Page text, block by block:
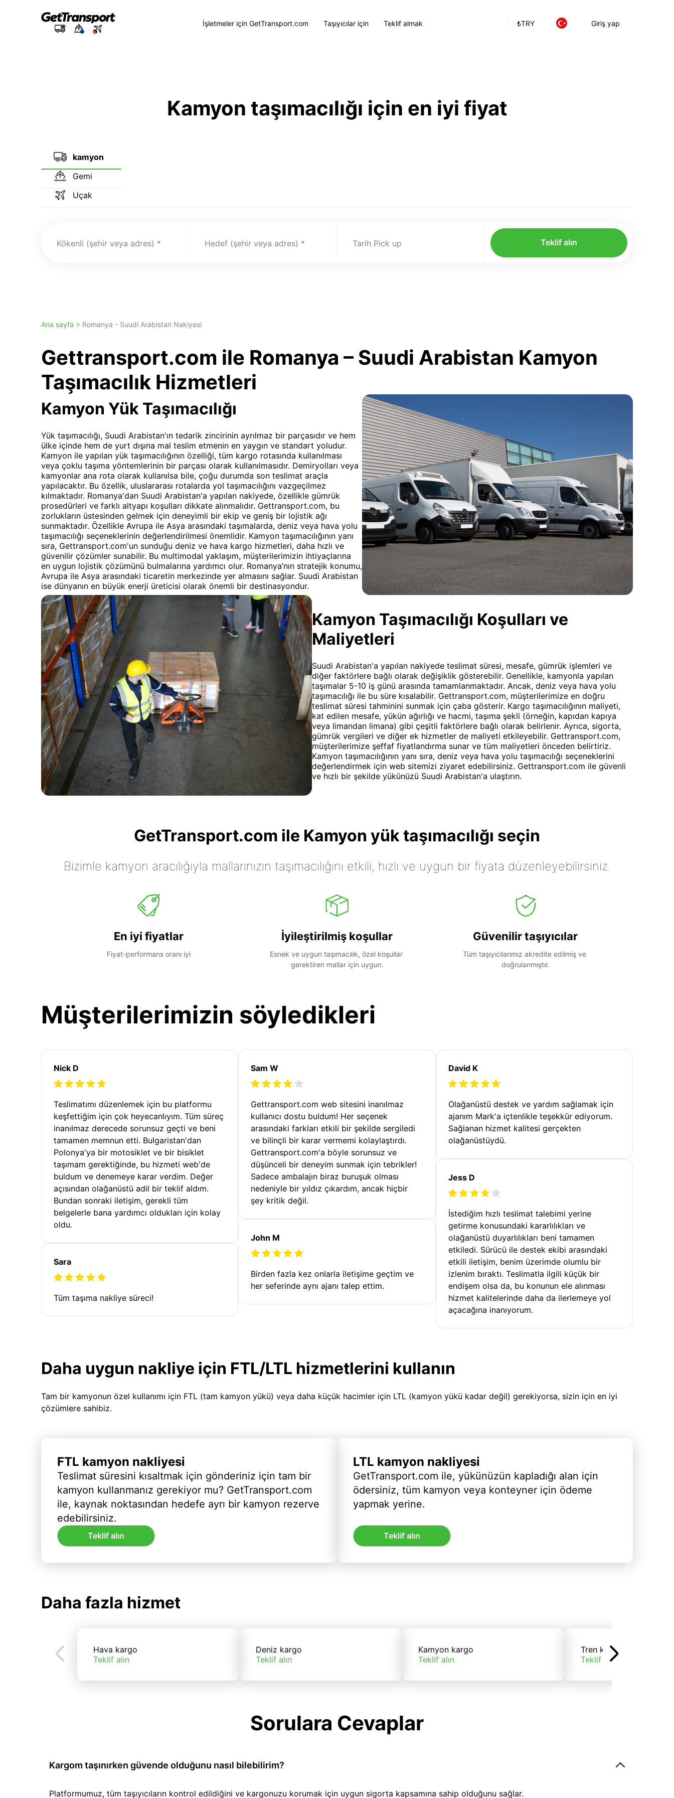
₺TRY Giriş yap
İşletmeler için GetTransport.com Taşıyıcılar için Teklif almak
Kamyon taşımacılığı için en iyi fiyat
kamyon
Gemi
Uçak
Kökenli (şehir veya adres) Hedef (şehir veya adres) Tarih Pick up Teklif alın
Ana sayfa > Romanya - Suudi Arabistan Nakiyesi
Gettransport.com ile Romanya – Suudi Arabistan Kamyon
Taşımacılık Hizmetleri
Kamyon Yük Taşımacılığı
Yük taşımacılığı, Suudi Arabistan'ın tedarik zincirinin ayrılmaz bir parçasıdır ve hem
ülke içinde hem de yurt dışına mal teslim etmenin en yaygın ve standart yoludur.
Kamyon ile yapılan yük taşımacılığının özelliği, tüm kargo rotasında kullanılması
veya çoklu taşıma yöntemlerinin bir parçası olarak kullanılmasıdır. Demiryolları veya
kamyonlar ana rota olarak kullanılsa bile, çoğu durumda son teslimat araçla
yapılacaktır. Bu özellik, uluslararası rotalarda yol taşımacılığını vazgeçilmez
kılmaktadır. Romanya'dan Suudi Arabistan'a yapılan nakiyede, özellikle gümrük
prosedürleri ve farklı altyapı koşulları dikkate alınmalıdır. Gettransport.com, bu
zorlukların üstesinden gelmek için deneyimli bir ekip ve geniş bir lojistik ağı
sunmaktadır. Özellikle Avrupa ile Asya arasındaki taşımalarda, deniz veya hava yolu
taşımacılığı seçeneklerinin değerlendirilmesi önemlidir. Kamyon taşımacılığının yanı
sıra, Gettransport.com'un sunduğu deniz ve hava kargo hizmetleri, daha hızlı ve
güvenilir çözümler sunabilir. Bu multimodal yaklaşım, müşterilerimizin ihtiyaçlarına
en uygun lojistik çözümünü bulmalarına yardımcı olur. Romanya’nın stratejik konumu,
Avrupa ile Asya arasındaki ticaretin merkezinde yer almasını sağlar. Suudi Arabistan
ise dünyanın en büyük enerji üreticisi olarak önemli bir destinasyondur.
Kamyon Taşımacılığı Koşulları ve
Maliyetleri
Suudi Arabistan'a yapılan nakiyede teslimat süresi, mesafe, gümrük işlemleri ve
diğer faktörlere bağlı olarak değişiklik gösterebilir. Genellikle, kamyonla yapılan
taşımalar 5-10 iş günü arasında tamamlanmaktadır. Ancak, deniz veya hava yolu
taşımacılığı ile bu süre kısalabilir. Gettransport.com, müşterilerimize en doğru
teslimat süresi tahminini sunmak için çaba gösterir. Kargo taşımacılığının maliyeti,
kat edilen mesafe, yükün ağırlığı ve hacmi, taşıma şekli (örneğin, kapıdan kapıya
veya limandan limana) gibi çeşitli faktörlere bağlı olarak belirlenir. Ayrıca, sigorta,
gümrük vergileri ve diğer ek hizmetler de maliyeti etkileyebilir. Gettransport.com,
müşterilerimize şeffaf fiyatlandırma sunar ve tüm maliyetleri önceden belirtiriz.
Kamyon taşımacılığının yanı sıra, deniz veya hava yolu taşımacılığı seçeneklerini
değerlendirmek için web sitemizi ziyaret edebilirsiniz. Gettransport.com ile güvenli
ve hızlı bir şekilde yükünüzü Suudi Arabistan'a ulaştırın.
GetTransport.com ile Kamyon yük taşımacılığı seçin
Bizimle kamyon aracılığıyla mallarınızın taşımacılığını etkili, hızlı ve uygun bir fiyata düzenleyebilirsiniz.
En iyi fiyatlar
Fiyat-performans oranı iyi
İyileştirilmiş koşullar
Esnek ve uygun taşımacılık, özel koşullar
gerektiren mallar için uygun.
Güvenilir taşıyıcılar
Tüm taşıyıcılarımız akredite edilmiş ve
doğrulanmıştır.
Müşterilerimizin söyledikleri
Nick D
Teslimatımı düzenlemek için bu platformu
keşfettiğim için çok heyecanlıyım. Tüm süreç
inanılmaz derecede sorunsuz geçti ve beni
tamamen memnun etti. Bulgaristan'dan
Polonya'ya bir motosiklet ve bir bisiklet
taşımam gerektiğinde, bu hizmeti web'de
buldum ve denemeye karar verdim. Değer
açısından olağanüstü adil bir teklif aldım.
Bundan sonraki iletişim, gerekli tüm
belgelerle bana yardımcı oldukları için kolay
oldu.
Sara
Tüm taşıma nakliye süreci!
Sam W
Gettransport.com web sitesini inanılmaz
kullanıcı dostu buldum! Her seçenek
arasındaki farkları etkili bir şekilde sergiledi
ve bilinçli bir karar vermemi kolaylaştırdı.
Gettransport.com'a böyle sorunsuz ve
düşünceli bir deneyim sunmak için tebrikler!
Sadece ambalajın biraz buruşuk olması
nedeniyle bir yıldız çıkardım, ancak hiçbir
şey kritik değil.
John M
Birden fazla kez onlarla iletişime geçtim ve
her seferinde aynı ajanı talep ettim.
David K
Olağanüstü destek ve yardım sağlamak için
ajanım Mark'a içtenlikle teşekkür ediyorum.
Sağlanan hizmet kalitesi gerçekten
olağanüstüydü.
Jess D
İstediğim hızlı teslimat talebimi yerine
getirme konusundaki kararlılıkları ve
olağanüstü duyarlılıkları beni tamamen
etkiledi. Sürücü ile destek ekibi arasındaki
etkili iletişim, benim üzerimde olumlu bir
izlenim bıraktı. Teslimatla ilgili küçük bir
endişem olsa da, bu konunun ele alınması
hizmet kalitelerinde daha da ilerlemeye yol
açacağına inanıyorum.
Daha uygun nakliye için FTL/LTL hizmetlerini kullanın
Tam bir kamyonun özel kullanımı için FTL (tam kamyon yükü) veya daha küçük hacimler için LTL (kamyon yükü kadar değil) gerekiyorsa, sizin için en iyi
çözümlere sahibiz.
FTL kamyon nakliyesi
Teslimat süresini kısaltmak için gönderiniz için tam bir
kamyon kullanmanız gerekiyor mu? GetTransport.com
ile, kaynak noktasından hedefe ayrı bir kamyon rezerve
edebilirsiniz.
Teklif alın
LTL kamyon nakliyesi
GetTransport.com ile, yükünüzün kapladığı alan için
ödersiniz, tüm kamyon veya konteyner için ödeme
yapmak yerine.
Teklif alın
Daha fazla hizmet
Hava kargo
Teklif alın
Deniz kargo
Teklif alın
Kamyon kargo
Teklif alın
Tren kargo
Teklif alın
Sorulara Cevaplar
Kargom taşınırken güvende olduğunu nasıl bilebilirim?
Platformumuz, tüm taşıyıcıların kontrol edildiğini ve kargonuzu korumak için uygun sigorta kapsamına sahip olduğunu sağlar.